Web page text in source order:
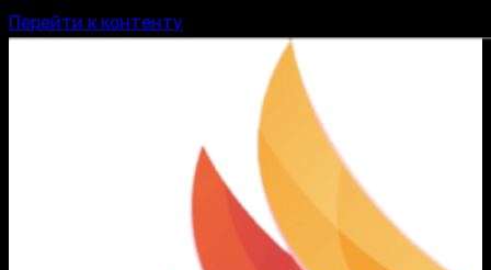
Перейти к контенту